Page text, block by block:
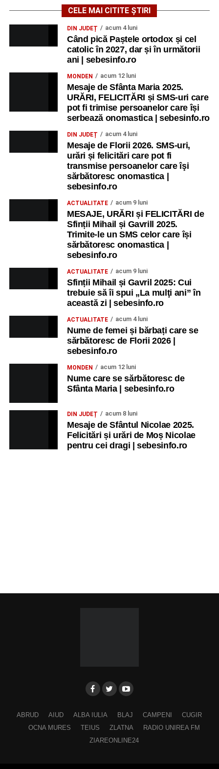
CELE MAI CITITE ȘTIRI
DIN JUDEȚ acum 4 luni
Când pică Paștele ortodox și cel
catolic în 2027, dar și în următorii
ani | sebesinfo.ro
MONDEN acum 12 luni
Mesaje de Sfânta Maria 2025.
URĂRI, FELICITĂRI și SMS-uri care
pot fi trimise persoanelor care își
serbează onomastica | sebesinfo.ro
DIN JUDEȚ acum 4 luni
Mesaje de Florii 2026. SMS-uri,
urări și felicitări care pot fi
transmise persoanelor care îşi
sărbătoresc onomastica |
sebesinfo.ro
ACTUALITATE acum 9 luni
MESAJE, URĂRI și FELICITĂRI de
Sfinții Mihail și Gavrill 2025.
Trimite-le un SMS celor care își
sărbătoresc onomastica |
sebesinfo.ro
ACTUALITATE acum 9 luni
Sfinții Mihail și Gavril 2025: Cui
trebuie să îi spui „La mulţi ani” în
această zi | sebesinfo.ro
ACTUALITATE acum 4 luni
Nume de femei și bărbați care se
sărbătoresc de Florii 2026 |
sebesinfo.ro
MONDEN acum 12 luni
Nume care se sărbătoresc de
Sfânta Maria | sebesinfo.ro
DIN JUDEȚ acum 8 luni
Mesaje de Sfântul Nicolae 2025.
Felicitări și urări de Moș Nicolae
pentru cei dragi | sebesinfo.ro
ABRUD AIUD ALBA IULIA BLAJ CAMPENI
CUGIR
OCNA MURES
TEIUS ZLATNA
RADIO UNIREA FM
ZIAREONLINE24